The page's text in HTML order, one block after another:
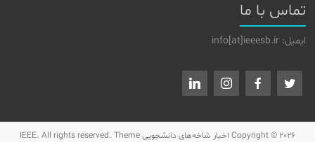
تماس با ما
ایمیل: info[at]ieeesb.ir
Copyright © 2026 اخبار شاخه‌های دانشجویی IEEE. All rights reserved. Theme